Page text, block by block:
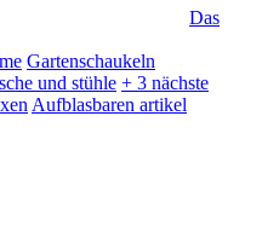
Das
Gartenschaukeln
und stühle + 3 nächste
Aufblasbaren artikel